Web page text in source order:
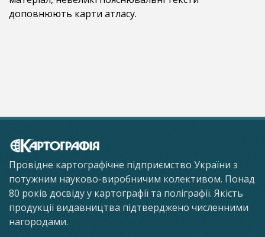
доповнюють карти атласу.
Провідне картографічне підприємство України з
потужним науково-виробничим колективом. Понад
80 років досвіду у картографії та поліграфії. Якість
продукції видавництва підтверджено численними
нагородами.